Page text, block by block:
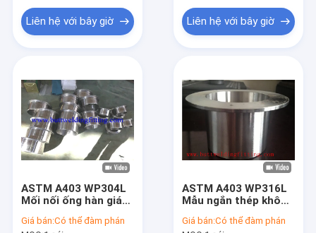
Liên hệ với bây giờ Liên hệ với bây giờ
ASTM A403 WP304L
Mối nối ống hàn giáp
thép không gỉ kiểu
Giá bán:Có thể đàm phán
ASTM A403 WP316L
Mẫu ngắn thép không
43 Lap Joint Pipe
Giá bán:Có thể đàm phán